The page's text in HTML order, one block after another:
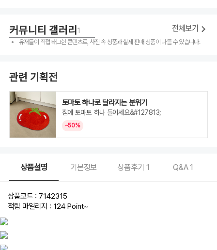
커뮤니티 갤러리 1 전체보기
3
2
유저들이 직접 태그한 콘텐츠로, 사진 속 상품과 실제 판매 상품이 다를 수 있습니다.
관련 기획전
토마토 하나로 달라지는 분위기
집에 토마토 하나 들이세요&#127813;
~50%
상품설명 기본정보 상품후기 1 Q&A1
상품코드 : 7142315
적립 마일리지 : 124 Point~